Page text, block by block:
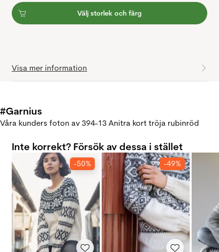
Välj storlek och färg
Visa mer information
#Garnius
Våra kunders foton av 394-13 Anitra kort tröja rubinröd
Inte korrekt? Försök av dessa i stället
-50% -49%